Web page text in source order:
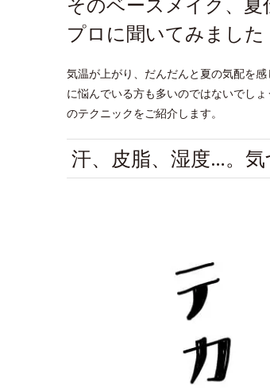
プロに聞いてみました
気温が上がり、だんだんと夏の気配を
に悩んでいる方も多いのではないでし
のテクニックをご紹介します。
汗、皮脂、湿度…。